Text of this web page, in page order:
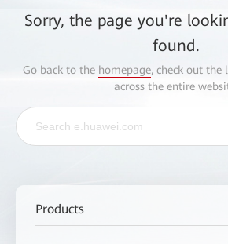
Sorry, the page you're
found.
Go back to the homepage, check out the
across the entire
Products